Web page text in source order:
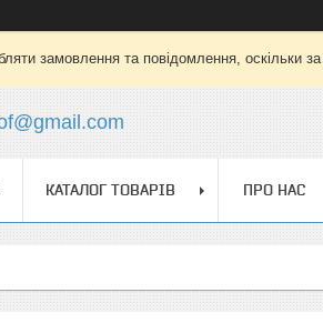
замовлення та повідомлення, оскільки
КАТАЛОГ ТОВАРІВ ПРО НАС